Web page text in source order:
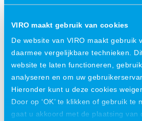
VIRO maakt gebruik van cookies
De website van VIRO maakt gebruik
daarmee vergelijkbare technieken.
website te laten functioneren,
analyseren en om uw
Hieronder kunt u deze cookies
Door op ‘OK’ te klikken of gebruik te
gaat u akkoord met de plaatsing van
werken Voor Zeiss werk ik nu ook
Zo ben ik regelmatig met
Het is nooit meer van hetzelfde, nooit
ook heel interessant om de
hightech en industriële projecten:
requirements, wat is de scope. Op
voelde ik mij verveeld.”